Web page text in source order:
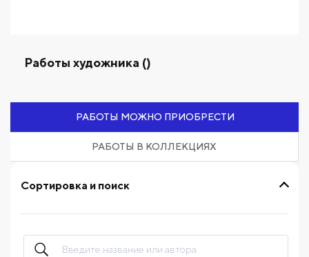
Работы художника ()
РАБОТЫ МОЖНО ПРИОБРЕСТИ
РАБОТЫ В КОЛЛЕКЦИЯХ
Сортировка и поиск